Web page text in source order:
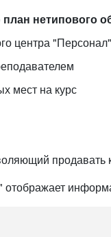
нетипового
центра "Персонал"
мест на курс